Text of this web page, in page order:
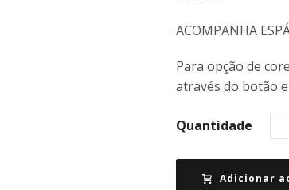
ACOMPANHA
Para opção de
através do botão
Quantidade
Adicionar